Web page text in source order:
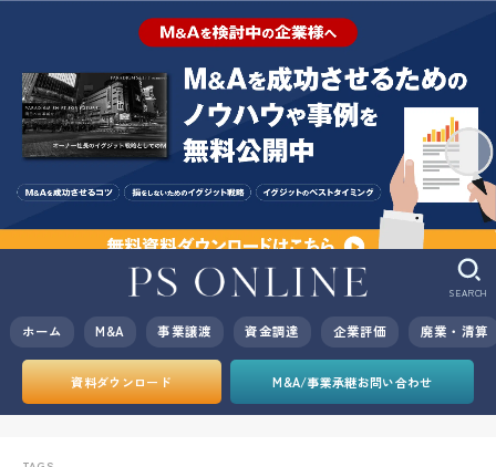
ホーム M&A 事業譲渡 資金調達 企業評価 廃業・清算
SEARCH
資料ダウンロード M&A/事業承継お問い合わせ